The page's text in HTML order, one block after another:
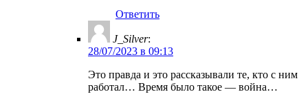
Ответить
J_Silver:
28/07/2023 в 09:13
Это правда и это рассказывали те, кто с ним
работал… Время было такое — война…